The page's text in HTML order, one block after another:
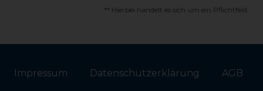
** Hierbei handelt es sich um ein Pflichtfeld.
Impressum Daten­schutz­erklärung AGB